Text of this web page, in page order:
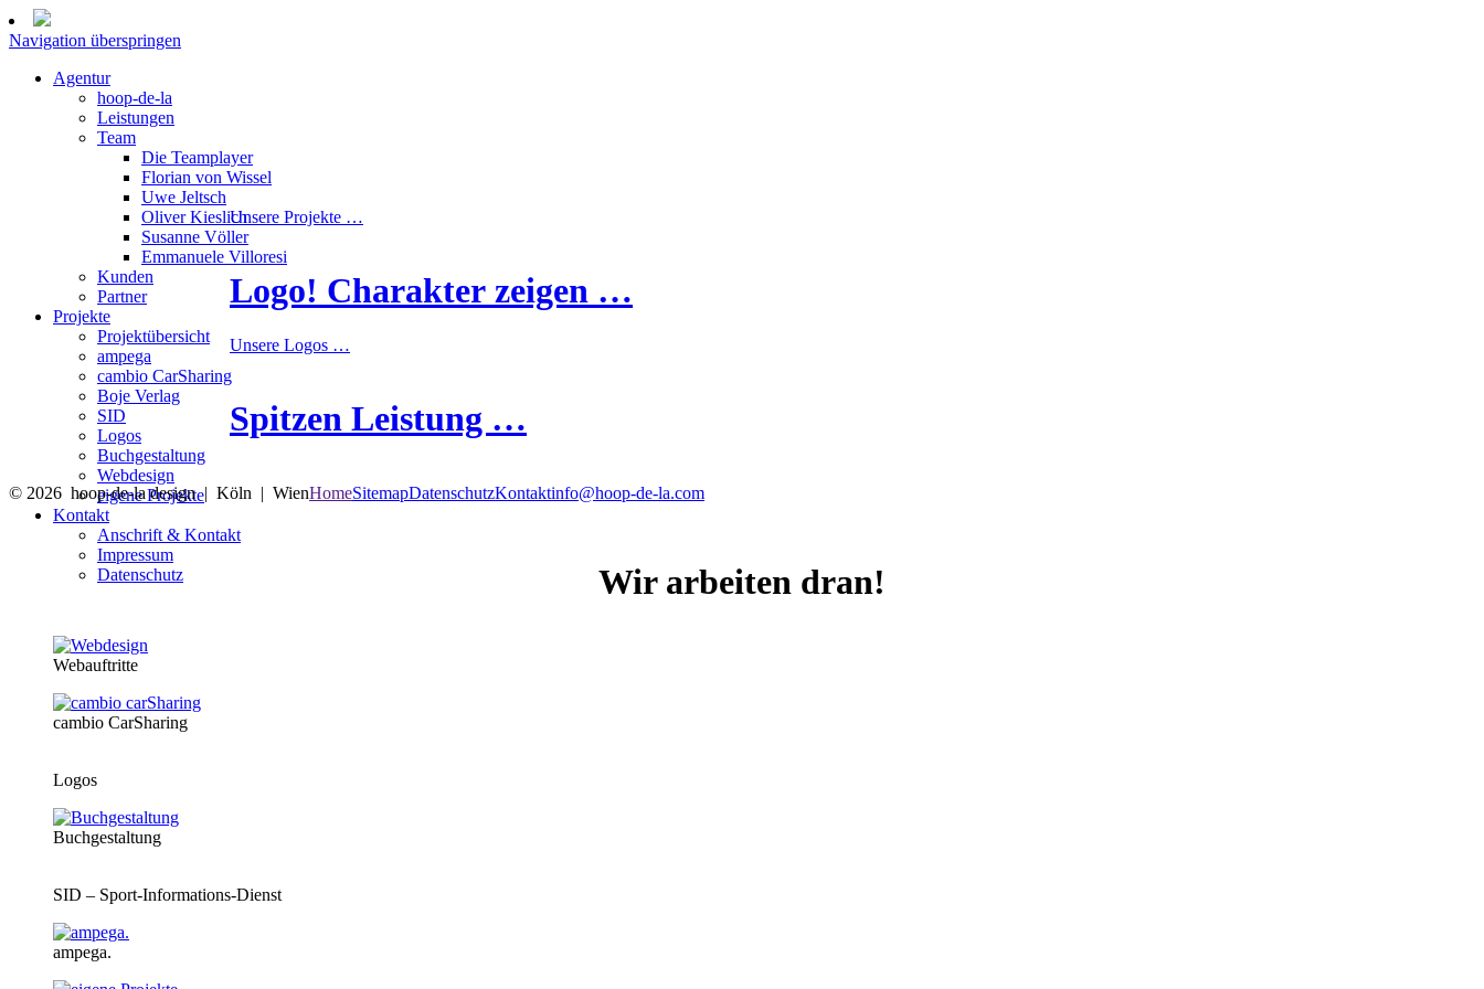
Navigation überspringen
Agentur
hoop-de-la
Leistungen
Team
Die Teamplayer
Florian von Wissel
Uwe Jeltsch
Oliver Kieslich
Susanne Völler
Emmanuele Villoresi
Kunden
Partner
Projekte
Projektübersicht
ampega
cambio CarSharing
Boje Verlag
SID
Logos
Buchgestaltung
Webdesign
eigene Projekte
Kontakt
Anschrift & Kontakt
Impressum
Datenschutz
Unsere Projekte …
Logo! Charakter zeigen …
Unsere Logos …
Spitzen Leistung …
© 2026 hoop-de-la design | Köln | WienHomeSitemapDatenschutzKontaktinfo@hoop-de-la.com
Wir arbeiten dran!
Webauftritte
cambio CarSharing
Logos
Buchgestaltung
SID – Sport-Informations-Dienst
ampega.